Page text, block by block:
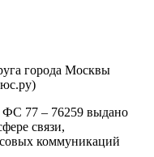
города Москвы
ФС 77 – 76259 выдано
связи,
коммуникаций